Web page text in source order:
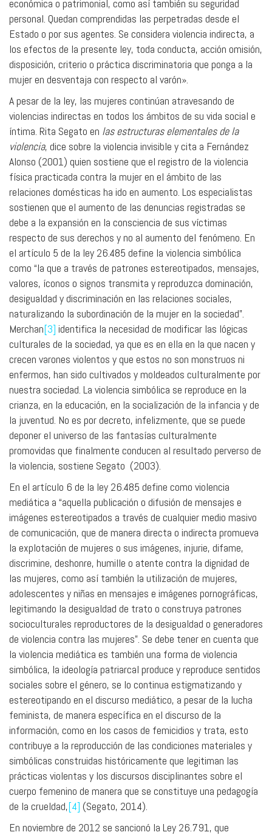
económica o patrimonial, como así también su seguridad
personal. Quedan comprendidas las perpetradas desde el
Estado o por sus agentes. Se considera violencia indirecta, a
los efectos de la presente ley, toda conducta, acción omisión,
disposición, criterio o práctica discriminatoria que ponga a la
mujer en desventaja con respecto al varón».
A pesar de la ley, las mujeres continúan atravesando de
violencias indirectas en todos los ámbitos de su vida social e
íntima. Rita Segato en las estructuras elementales de la
violencia, dice sobre la violencia invisible y cita a Fernández
Alonso (2001) quien sostiene que el registro de la violencia
física practicada contra la mujer en el ámbito de las
relaciones domésticas ha ido en aumento. Los especialistas
sostienen que el aumento de las denuncias registradas se
debe a la expansión en la consciencia de sus víctimas
respecto de sus derechos y no al aumento del fenómeno. En
el artículo 5 de la ley 26.485 define la violencia simbólica
como “la que a través de patrones estereotipados, mensajes,
valores, íconos o signos transmita y reproduzca dominación,
desigualdad y discriminación en las relaciones sociales,
naturalizando la subordinación de la mujer en la sociedad”.
Merchan[3] identifica la necesidad de modificar las lógicas
culturales de la sociedad, ya que es en ella en la que nacen y
crecen varones violentos y que estos no son monstruos ni
enfermos, han sido cultivados y moldeados culturalmente por
nuestra sociedad. La violencia simbólica se reproduce en la
crianza, en la educación, en la socialización de la infancia y de
la juventud. No es por decreto, infelizmente, que se puede
deponer el universo de las fantasías culturalmente
promovidas que finalmente conducen al resultado perverso de
la violencia, sostiene Segato (2003).
En el artículo 6 de la ley 26.485 define como violencia
mediática a “aquella publicación o difusión de mensajes e
imágenes estereotipados a través de cualquier medio masivo
de comunicación, que de manera directa o indirecta promueva
la explotación de mujeres o sus imágenes, injurie, difame,
discrimine, deshonre, humille o atente contra la dignidad de
las mujeres, como así también la utilización de mujeres,
adolescentes y niñas en mensajes e imágenes pornográficas,
legitimando la desigualdad de trato o construya patrones
socioculturales reproductores de la desigualdad o generadores
de violencia contra las mujeres”. Se debe tener en cuenta que
la violencia mediática es también una forma de violencia
simbólica, la ideología patriarcal produce y reproduce sentidos
sociales sobre el género, se lo continua estigmatizando y
estereotipando en el discurso mediático, a pesar de la lucha
feminista, de manera específica en el discurso de la
información, como en los casos de femicidios y trata, esto
contribuye a la reproducción de las condiciones materiales y
simbólicas construidas históricamente que legitiman las
prácticas violentas y los discursos disciplinantes sobre el
cuerpo femenino de manera que se constituye una pedagogía
de la crueldad,[4] (Segato, 2014).
En noviembre de 2012 se sancionó la Ley 26.791, que